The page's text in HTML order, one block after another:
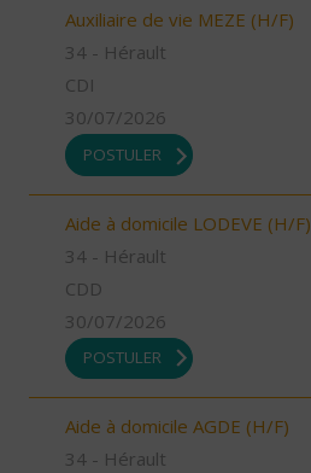
Auxiliaire de vie MEZE (H/F)
34 - Hérault
CDI
30/07/2026
POSTULER
Aide à domicile LODEVE (H/F)
34 - Hérault
CDD
30/07/2026
POSTULER
Aide à domicile AGDE (H/F)
34 - Hérault